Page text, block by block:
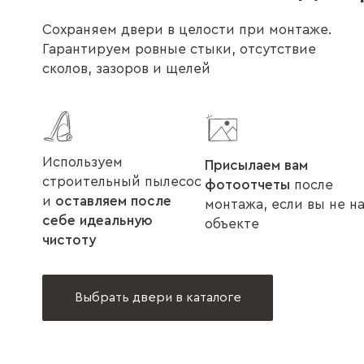
Сохраняем двери в целости при монтаже.
Гарантируем ровные стыки, отсутствие
сколов, зазоров и щелей
Используем
строительный пылесос
и оставляем после
себе идеальную
чистоту
Присылаем вам
фотоотчеты после
монтажа, если вы не на
объекте
Выбрать двери в каталоге